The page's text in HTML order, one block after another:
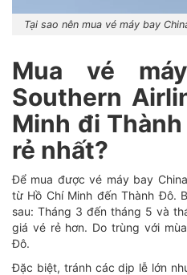
Tại sao nên mua vé máy bay
Mua vé
Southern
Minh đi
rẻ nhất?
Để mua được vé máy bay
từ Hồ Chí Minh đến Thành Đô.
sau: Tháng 3 đến tháng 5 và
giá vé rẻ hơn. Do trùng với
Đô.
Đặc biệt, tránh các dịp lễ lớn